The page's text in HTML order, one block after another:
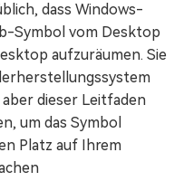
dass Windows-
Symbol vom Desktop
aufzuräumen. Sie
dieser Leitfaden
um das Symbol
Platz auf Ihrem